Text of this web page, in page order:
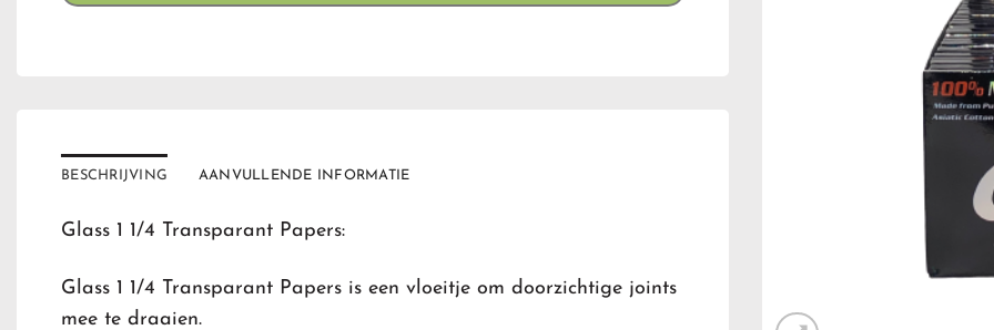
BESCHRIJVING AANVULLENDE INFORMATIE
Glass 1 1/4 Transparant Papers:
Glass 1 1/4 Transparant Papers is een vloeitje om doorzichtige joints
mee te draaien.